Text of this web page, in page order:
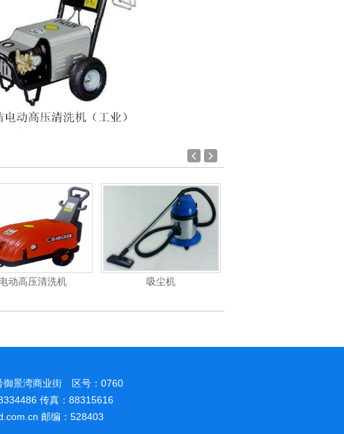
御景湾商业街 区号：0760
传真：88315616
邮编：528403